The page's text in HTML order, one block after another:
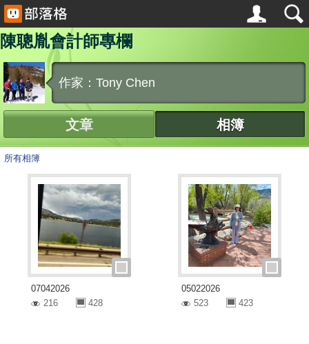
陳聰胤會計師專欄
作家：Tony Chen
文章 相簿
所有相簿
07042026
216
428
05022026
523
423